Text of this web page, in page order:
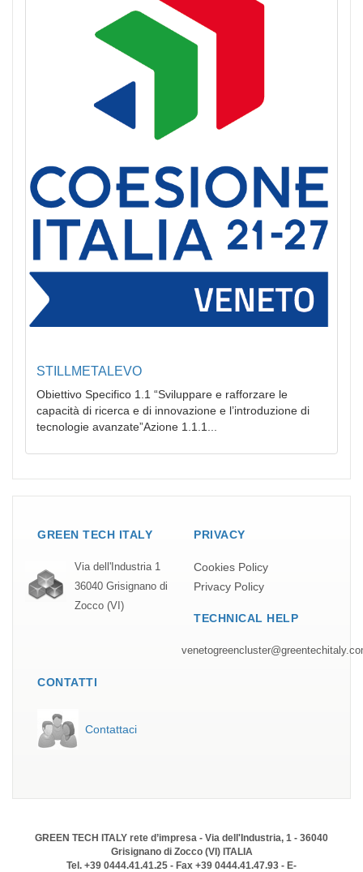
STILLMETALEVO
Obiettivo Specifico 1.1 “Sviluppare e rafforzare le
capacità di ricerca e di innovazione e l’introduzione di
tecnologie avanzate”Azione 1.1.1...
GREEN TECH ITALY
Via dell'Industria 1
36040 Grisignano di
Zocco (VI)
PRIVACY
Cookies Policy
Privacy Policy
TECHNICAL HELP
CONTATTI
Contattaci
GREEN TECH ITALY rete d’impresa - Via dell'Industria, 1 - 36040
Grisignano di Zocco (VI) ITALIA
Tel. +39 0444.41.41.25 - Fax +39 0444.41.47.93 - E-